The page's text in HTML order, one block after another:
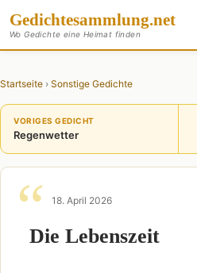
Gedichtesammlung.net
Wo Gedichte eine Heimat finden
Startseite › Sonstige Gedichte
VORIGES GEDICHT
Regenwetter
18. April 2026
Die Lebenszeit